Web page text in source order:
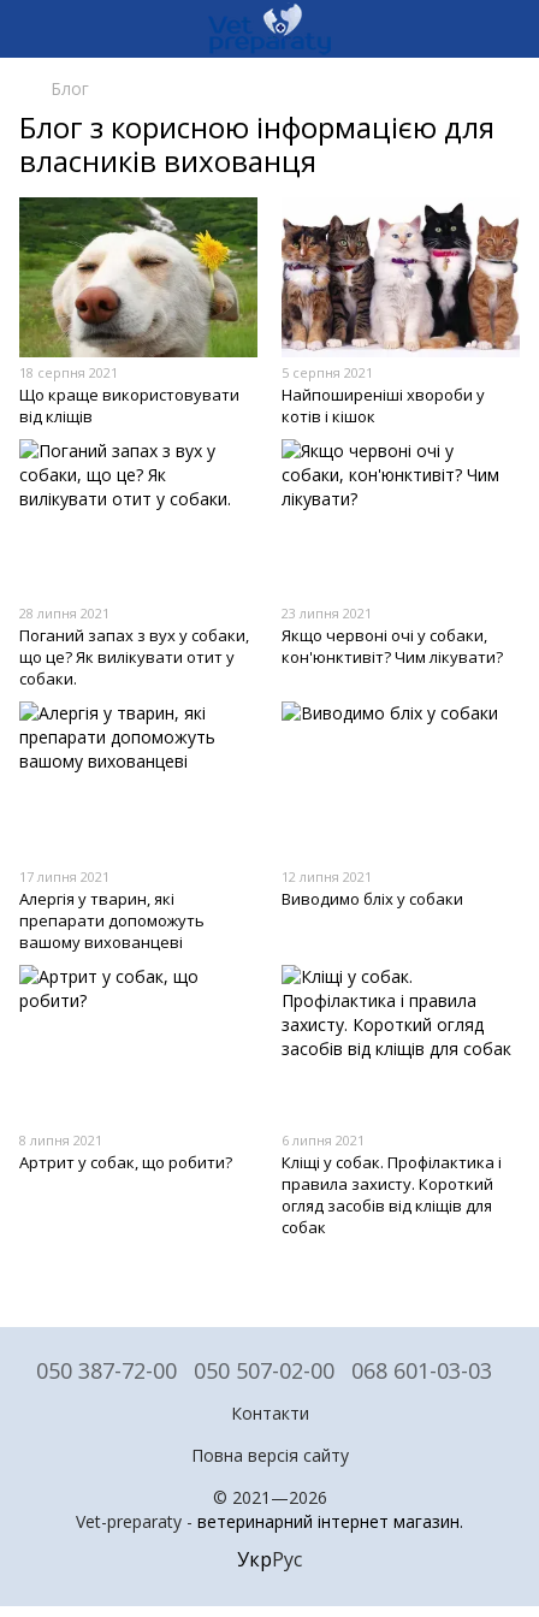
Блог
Блог з корисною інформацією для
власників вихованця
18 серпня 2021
Що краще використовувати
від кліщів
5 серпня 2021
Найпоширеніші хвороби у
котів і кішок
28 липня 2021
Поганий запах з вух у собаки,
що це? Як вилікувати отит у
собаки.
23 липня 2021
Якщо червоні очі у собаки,
кон'юнктивіт? Чим лікувати?
17 липня 2021
Алергія у тварин, які
препарати допоможуть
вашому вихованцеві
12 липня 2021
Виводимо бліх у собаки
8 липня 2021
Артрит у собак, що робити?
6 липня 2021
Кліщі у собак. Профілактика і
правила захисту. Короткий
огляд засобів від кліщів для
собак
050 387-72-00 050 507-02-00 068 601-03-03
Контакти
Повна версія сайту
© 2021—2026
Vet-preparaty - ветеринарний інтернет магазин.
УкрРус